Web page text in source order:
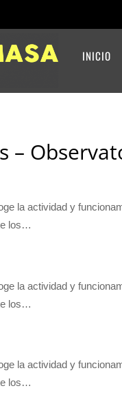
INICIO
–
la actividad y
los…
la actividad y
los…
la actividad y
los…